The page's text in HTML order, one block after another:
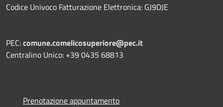
Codice Univoco Fatturazione Elettronica: GJ9DJE
PEC:comune.comelicosuperiore@pec.it
Centralino Unico: +39 0435 68813
Prenotazione appuntamento